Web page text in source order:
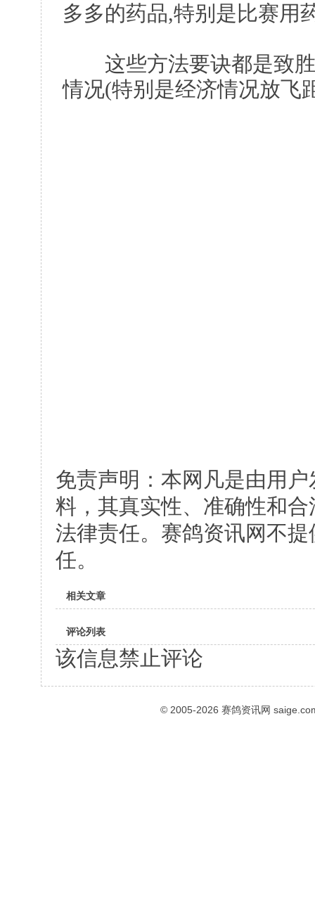
多多的药品,特别是比赛用
这些方法要诀都是致胜
情况(特别是经济情况放飞
免责声明：本网凡是由用
料，其真实性、准确性和
法律责任。赛鸽资讯网不
任。
相关文章
评论列表
该信息禁止评论
© 2005-2026 赛鸽资讯网